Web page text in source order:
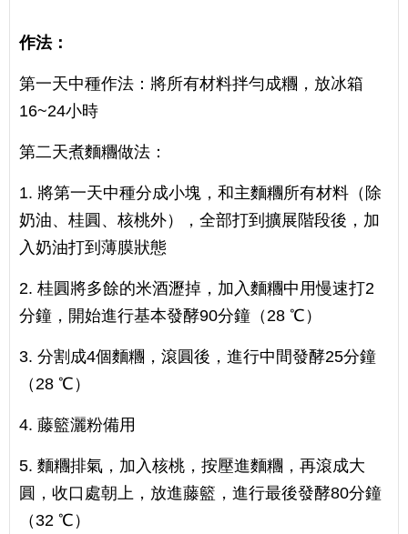
作法：
第一天中種作法：將所有材料拌勻成糰，放冰箱
16~24小時
第二天煮麵糰做法：
1. 將第一天中種分成小塊，和主麵糰所有材料（除
奶油、桂圓、核桃外），全部打到擴展階段後，加
入奶油打到薄膜狀態
2. 桂圓將多餘的米酒瀝掉，加入麵糰中用慢速打2
分鐘，開始進行基本發酵90分鐘（28 ℃）
3. 分割成4個麵糰，滾圓後，進行中間發酵25分鐘
（28 ℃）
4. 藤籃灑粉備用
5. 麵糰排氣，加入核桃，按壓進麵糰，再滾成大
圓，收口處朝上，放進藤籃，進行最後發酵80分鐘
（32 ℃）